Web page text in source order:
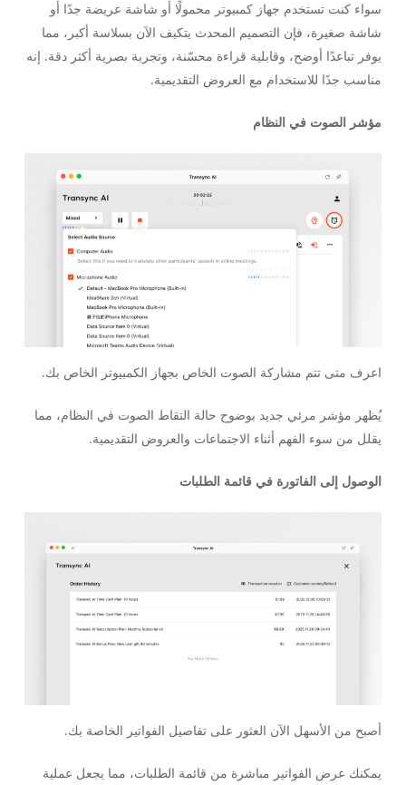
سواء كنت تستخدم جهاز كمبيوتر محمولًا أو شاشة عريضة جدًا أو
شاشة صغيرة، فإن التصميم المحدث يتكيف الآن بسلاسة أكبر، مما
يوفر تباعدًا أوضح، وقابلية قراءة محسّنة، وتجربة بصرية أكثر دقة. إنه
مناسب جدًا للاستخدام مع العروض التقديمية.
مؤشر الصوت في النظام
اعرف متى تتم مشاركة الصوت الخاص بجهاز الكمبيوتر الخاص بك.
يُظهر مؤشر مرئي جديد بوضوح حالة التقاط الصوت في النظام، مما
يقلل من سوء الفهم أثناء الاجتماعات والعروض التقديمية.
الوصول إلى الفاتورة في قائمة الطلبات
أصبح من الأسهل الآن العثور على تفاصيل الفواتير الخاصة بك.
يمكنك عرض الفواتير مباشرة من قائمة الطلبات، مما يجعل عملية